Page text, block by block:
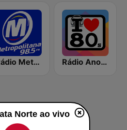
Rádio Metropolitana 98.5 FM Rádio Anos 80
Norte ao vivo